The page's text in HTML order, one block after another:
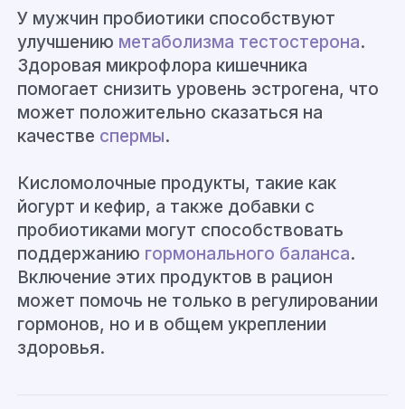
У мужчин пробиотики способствуют
улучшению метаболизма тестостерона.
Здоровая микрофлора кишечника
помогает снизить уровень эстрогена, что
может положительно сказаться на
качестве спермы.
Кисломолочные продукты, такие как
йогурт и кефир, а также добавки с
пробиотиками могут способствовать
поддержанию гормонального баланса.
Включение этих продуктов в рацион
может помочь не только в регулировании
гормонов, но и в общем укреплении
здоровья.